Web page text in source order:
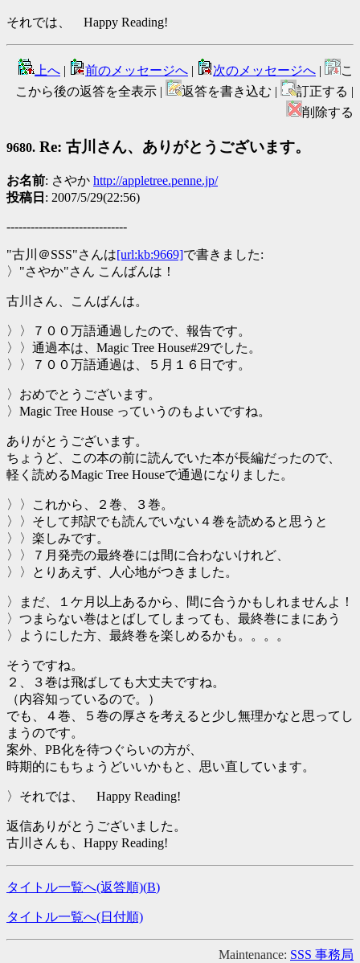
それでは、 Happy Reading!
上へ | 前のメッセージへ | 次のメッセージへ |
こ
こから後の返答を全表示 |
返答を書き込む |
訂正する |
削除する
9680. Re: 古川さん、ありがとうございます。
お名前: さやか http://appletree.penne.jp/
投稿日 : 2007/5/29(22:56)
------------------------------
"古川＠SSS"さんは[url:kb:9669]で書きました:
〉"さやか"さん こんばんは！
古川さん、こんばんは。
〉〉７００万語通過したので、報告です。
〉〉通過本は、Magic Tree House#29でした。
〉〉７００万語通過は、５月１６日です。
〉おめでとうございます。
〉Magic Tree House っていうのもよいですね。
ありがとうございます。
ちょうど、この本の前に読んでいた本が長編だったので、
軽く読めるMagic Tree Houseで通過になりました。
〉〉これから、２巻、３巻。
〉〉そして邦訳でも読んでいない４巻を読めると思うと
〉〉楽しみです。
〉〉７月発売の最終巻には間に合わないけれど、
〉〉とりあえず、人心地がつきました。
〉まだ、１ケ月以上あるから、間に合うかもしれませんよ！
〉つまらない巻はとばしてしまっても、最終巻にまにあう
〉ようにした方、最終巻を楽しめるかも。。。。
そうですね。
２、３巻は飛ばしても大丈夫ですね。
（内容知っているので。）
でも、４巻、５巻の厚さを考えると少し無理かなと思ってし
まうのです。
案外、PB化を待つぐらいの方が、
時期的にもちょうどいいかもと、思い直しています。
〉それでは、 Happy Reading!
返信ありがとうございました。
古川さんも、Happy Reading!
タイトル一覧へ(返答順)(B)
タイトル一覧へ(日付順)
Maintenance: SSS 事務局